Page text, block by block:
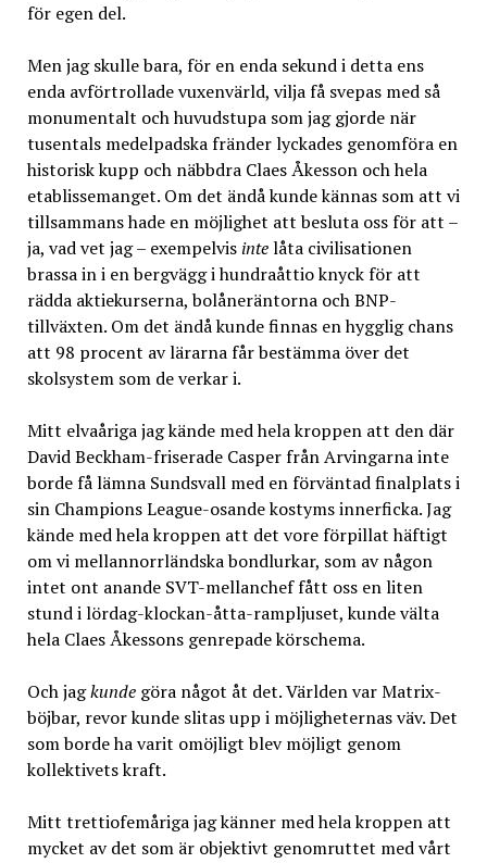
för egen del.
Men jag skulle bara, för en enda sekund i detta ens
enda avförtrollade vuxenvärld, vilja få svepas med så
monumentalt och huvudstupa som jag gjorde när
tusentals medelpadska fränder lyckades genomföra en
historisk kupp och näbbdra Claes Åkesson och hela
etablissemanget. Om det ändå kunde kännas som att vi
tillsammans hade en möjlighet att besluta oss för att –
ja, vad vet jag – exempelvis intelåta civilisationen
brassa in i en bergvägg i hundraåttio knyck för att
rädda aktiekurserna, bolåneräntorna och BNP-
tillväxten. Om det ändå kunde finnas en hygglig chans
att 98 procent av lärarna får bestämma över det
skolsystem som de verkar i.
Mitt elvaåriga jag kände med hela kroppen att den där
David Beckham-friserade Casper från Arvingarna inte
borde få lämna Sundsvall med en förväntad finalplats i
sin Champions League-osande kostyms innerficka. Jag
kände med hela kroppen att det vore förpillat häftigt
om vi mellannorrländska bondlurkar, som av någon
intet ont anande SVT-mellanchef fått oss en liten
stund i lördag-klockan-åtta-rampljuset, kunde välta
hela Claes Åkessons genrepade körschema.
Och jagkundegöra något åt det. Världen var Matrix-
böjbar, revor kunde slitas upp i möjligheternas väv. Det
som borde ha varit omöjligt blev möjligt genom
kollektivets kraft.
Mitt trettiofemåriga jag känner med hela kroppen att
mycket av det som är objektivt genomruttet med vårt